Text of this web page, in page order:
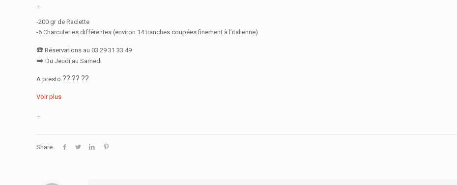
…
-200 gr de Raclette
-6 Charcuteries différentes (environ 14 tranches coupées finement à l’italienne)
☎️ Réservations au 03 29 31 33 49
➡️ Du Jeudi au Samedi
A presto?? ?? ??
Voir plus
…
Share